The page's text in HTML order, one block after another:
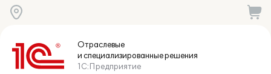
Отраслевые
и специализированныерешения
1С:Предприятие